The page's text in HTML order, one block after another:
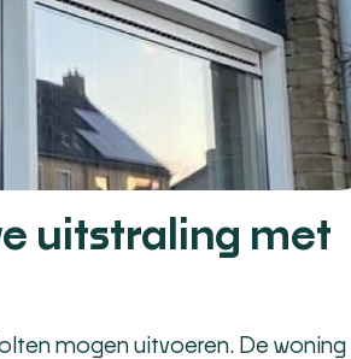
uitstraling met
mogen uitvoeren. De woning